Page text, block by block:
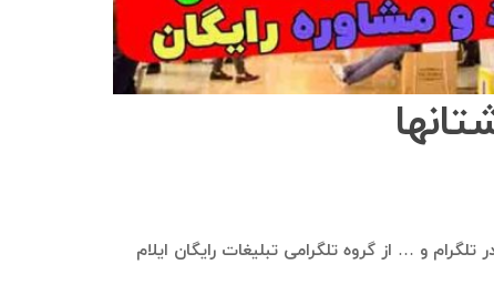
تلگرام و … از گروه تلگرامی تبلیغات رایگان ایلام